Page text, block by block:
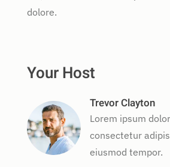
dolore.
Your Host
Trevor Clayton
Lorem ipsum
consectetur
eiusmod tempor.